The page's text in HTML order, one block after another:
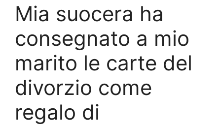
Mia suocera ha
consegnato a mio
marito le carte del
divorzio come
regalo di